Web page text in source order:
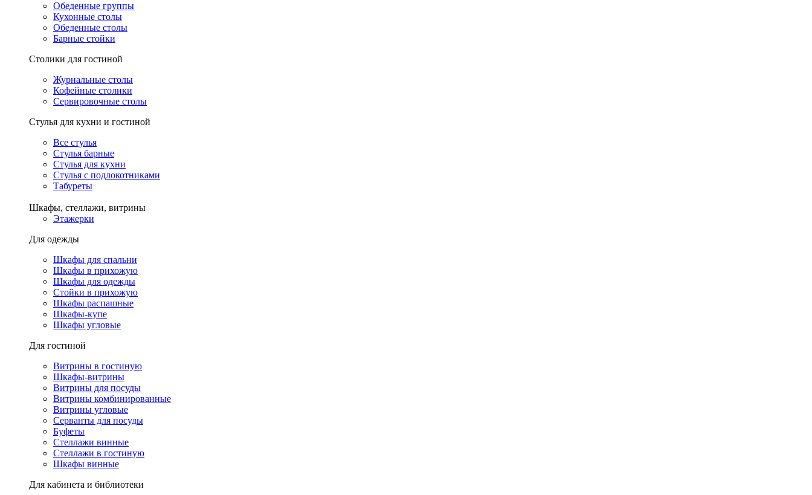
Обеденные группы
Кухонные столы
Обеденные столы
Барные стойки
Столики для гостиной
Журнальные столы
Кофейные столики
Сервировочные столы
Стулья для кухни и гостиной
Все стулья
Стулья барные
Стулья для кухни
Стулья с подлокотниками
Табуреты
Шкафы, стеллажи, витрины
Этажерки
Для одежды
Шкафы для спальни
Шкафы в прихожую
Шкафы для одежды
Стойки в прихожую
Шкафы распашные
Шкафы-купе
Шкафы угловые
Для гостиной
Витрины в гостиную
Шкафы-витрины
Витрины для посуды
Витрины комбинированные
Витрины угловые
Серванты для посуды
Буфеты
Стеллажи винные
Стеллажи в гостиную
Шкафы винные
Для кабинета и библиотеки